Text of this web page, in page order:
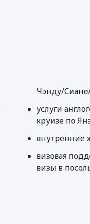
Чэнду/
услуги
круизе по
внутренние
визовая
визы в